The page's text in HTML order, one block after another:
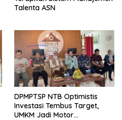
Talenta ASN
DPMPTSP NTB Optimistis
Investasi Tembus Target,
UMKM Jadi Motor